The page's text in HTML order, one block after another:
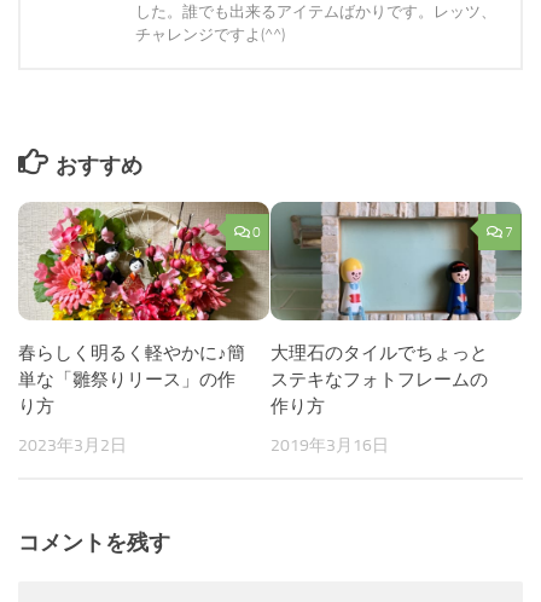
した。誰でも出来るアイテムばかりです。レッツ、
チャレンジですよ(^^)
おすすめ
0
春らしく明るく軽やかに♪簡
単な「雛祭りリース」の作
り方
2023年3月2日
7
大理石のタイルでちょっと
ステキなフォトフレームの
作り方
2019年3月16日
コメントを残す